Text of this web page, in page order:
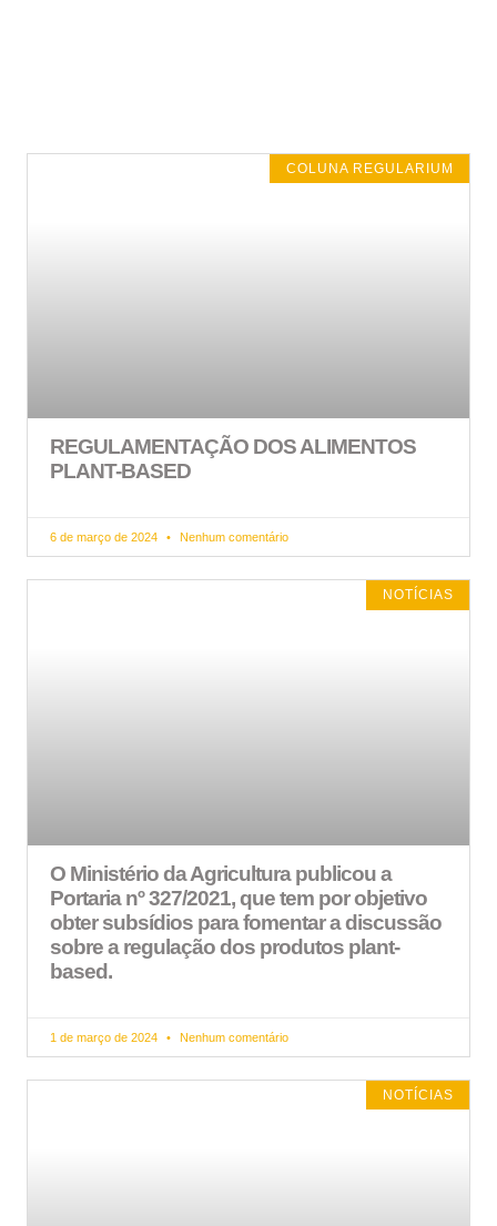
COLUNA REGULARIUM
REGULAMENTAÇÃO DOS ALIMENTOS
PLANT-BASED
6 de março de 2024 Nenhum comentário
NOTÍCIAS
O Ministério da Agricultura publicou a
Portaria nº 327/2021, que tem por objetivo
obter subsídios para fomentar a discussão
sobre a regulação dos produtos plant-
based.
1 de março de 2024 Nenhum comentário
NOTÍCIAS